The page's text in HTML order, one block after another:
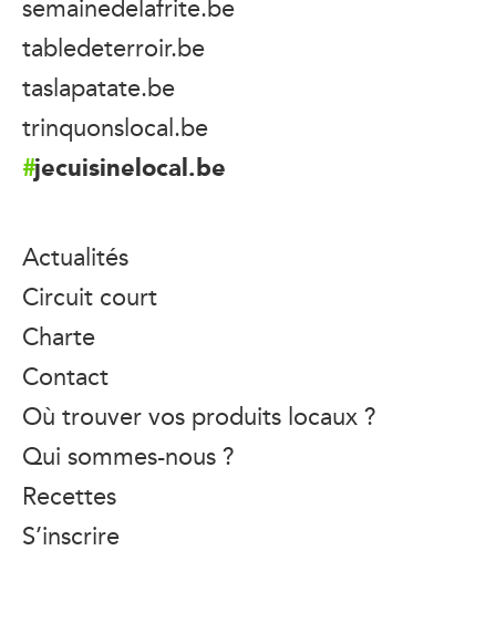
tabledeterroir.be
taslapatate.be
trinquonslocal.be
jecuisinelocal.be
Actualités
Circuit court
Charte
Contact
Où trouver vos produits locaux ?
Qui sommes-nous ?
Recettes
S’inscrire